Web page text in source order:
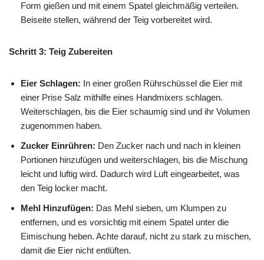
Form gießen und mit einem Spatel gleichmäßig verteilen.
Beiseite stellen, während der Teig vorbereitet wird.
Schritt 3: Teig Zubereiten
Eier Schlagen: In einer großen Rührschüssel die Eier mit
einer Prise Salz mithilfe eines Handmixers schlagen.
Weiterschlagen, bis die Eier schaumig sind und ihr Volumen
zugenommen haben.
Zucker Einrühren: Den Zucker nach und nach in kleinen
Portionen hinzufügen und weiterschlagen, bis die Mischung
leicht und luftig wird. Dadurch wird Luft eingearbeitet, was
den Teig locker macht.
Mehl Hinzufügen: Das Mehl sieben, um Klumpen zu
entfernen, und es vorsichtig mit einem Spatel unter die
Eimischung heben. Achte darauf, nicht zu stark zu mischen,
damit die Eier nicht entlüften.